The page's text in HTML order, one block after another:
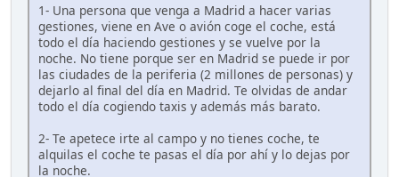
1- Una persona que venga a Madrid a hacer varias
gestiones, viene en Ave o avión coge el coche, está
todo el día haciendo gestiones y se vuelve por la
noche. No tiene porque ser en Madrid se puede ir por
las ciudades de la periferia (2 millones de personas) y
dejarlo al final del día en Madrid. Te olvidas de andar
todo el día cogiendo taxis y además más barato.
2- Te apetece irte al campo y no tienes coche, te
alquilas el coche te pasas el día por ahí y lo dejas por
la noche.